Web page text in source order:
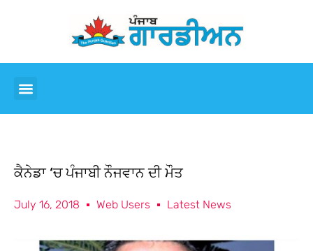
ਕੈਨੇਡਾ ‘ਚ ਪੰਜਾਬੀ ਨੌਜਵਾਨ ਦੀ ਮੌਤ
July 16, 2018 Web Users Latest News